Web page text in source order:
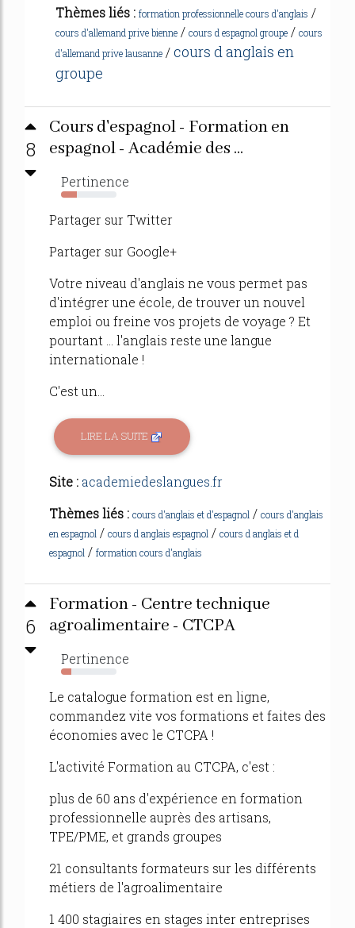
Thèmes liés : formation professionnelle cours d'anglais /
cours d'allemand prive bienne / cours d espagnol groupe / cours
d'allemand prive lausanne /cours d anglais en
groupe
8
Cours d'espagnol - Formation en
espagnol - Académie des ...
Pertinence
28%
Partager sur Twitter
Partager sur Google+
Votre niveau d'anglais ne vous permet pas
d'intégrer une école, de trouver un nouvel
emploi ou freine vos projets de voyage ? Et
pourtant ... l'anglais reste une langue
internationale !
C'est un...
LIRE LA SUITE
Site : academiedeslangues.fr
Thèmes liés : cours d'anglais et d'espagnol / cours d'anglais
en espagnol / cours d anglais espagnol / cours d anglais et d
espagnol / formation cours d'anglais
6
Formation - Centre technique
agroalimentaire - CTCPA
Pertinence
18%
Le catalogue formation est en ligne,
commandez vite vos formations et faites des
économies avec le CTCPA !
L'activité Formation au CTCPA, c'est :
plus de 60 ans d'expérience en formation
professionnelle auprès des artisans,
TPE/PME, et grands groupes
21 consultants formateurs sur les différents
métiers de l'agroalimentaire
1 400 stagiaires en stages inter entreprises